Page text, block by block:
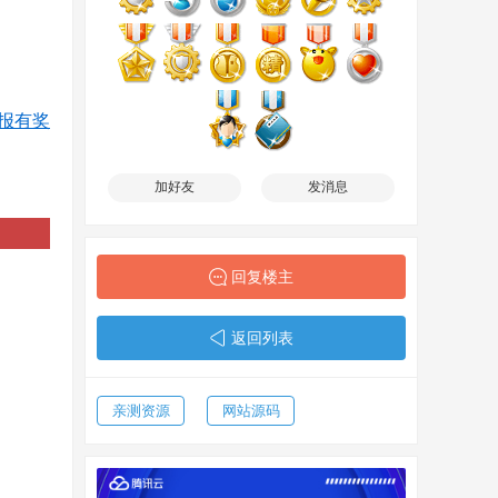
有奖
加好友 发消息
回复楼主
返回列表
亲测资源 网站源码